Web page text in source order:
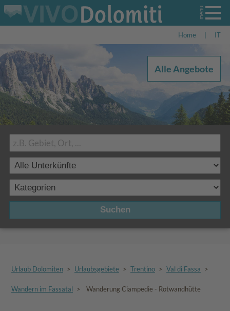
Home IT
Suchen
Alle Angebote
Urlaub Dolomiten > Urlaubsgebiete > Trentino > Val di Fassa >
Wandern im Fassatal > Wanderung Ciampedie - Rotwandhütte